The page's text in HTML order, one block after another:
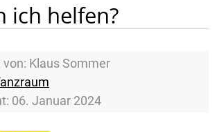
ich helfen?
von: Klaus Sommer
06. Januar 2024